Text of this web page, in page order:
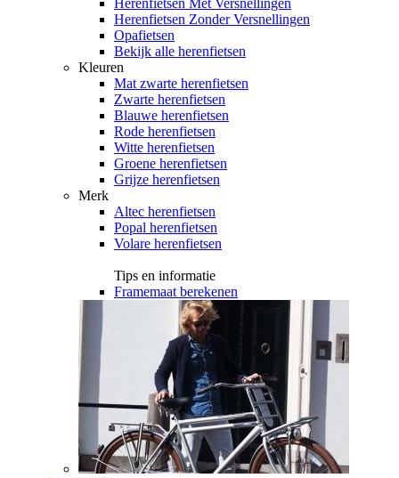
Herenfietsen Met Versnellingen
Herenfietsen Zonder Versnellingen
Opafietsen
Bekijk alle herenfietsen
Kleuren
Mat zwarte herenfietsen
Zwarte herenfietsen
Blauwe herenfietsen
Rode herenfietsen
Witte herenfietsen
Groene herenfietsen
Grijze herenfietsen
Merk
Altec herenfietsen
Popal herenfietsen
Volare herenfietsen
Tips en informatie
Framemaat berekenen